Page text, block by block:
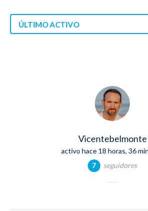
ÚLTIMO ACTIVO
Vicentebelmonte
activo hace 18 horas, 36
7 seguidores